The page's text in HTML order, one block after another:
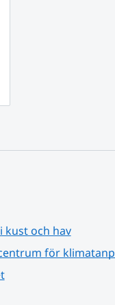
kust och hav
för